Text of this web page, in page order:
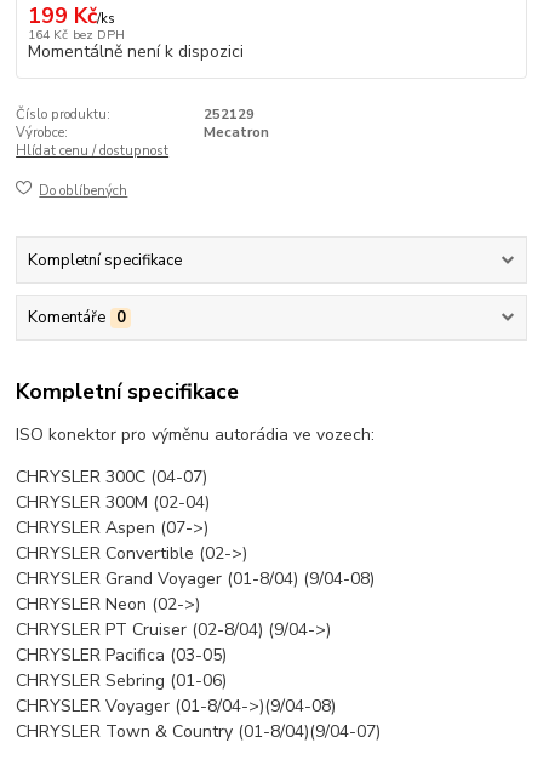
199 Kč/ks
164 Kč bez DPH
Momentálně není k dispozici
Číslo produktu:
252129
Výrobce:
Mecatron
Hlídat cenu / dostupnost
Do oblíbených
Kompletní specifikace
Komentáře 0
Kompletní specifikace
ISO konektor pro výměnu autorádia ve vozech:
CHRYSLER 300C (04-07)
CHRYSLER 300M (02-04)
CHRYSLER Aspen (07->)
CHRYSLER Convertible (02->)
CHRYSLER Grand Voyager (01-8/04) (9/04-08)
CHRYSLER Neon (02->)
CHRYSLER PT Cruiser (02-8/04) (9/04->)
CHRYSLER Pacifica (03-05)
CHRYSLER Sebring (01-06)
CHRYSLER Voyager (01-8/04->)(9/04-08)
CHRYSLER Town & Country (01-8/04)(9/04-07)